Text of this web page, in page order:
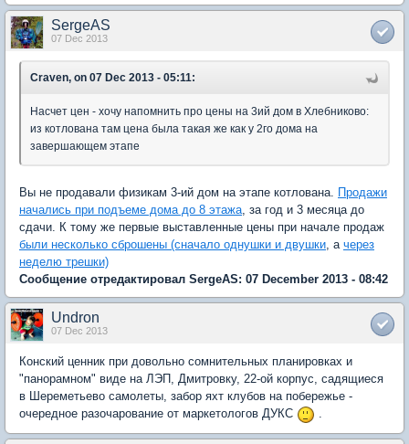
SergeAS
07 Dec 2013
Craven, on 07 Dec 2013 - 05:11:
Насчет цен - хочу напомнить про цены на 3ий дом в Хлебниково:
из котлована там цена была такая же как у 2го дома на
завершающем этапе
Вы не продавали физикам 3-ий дом на этапе котлована. Продажи
начались при подъеме дома до 8 этажа, за год и 3 месяца до
сдачи. К тому же первые выставленные цены при начале продаж
были несколько сброшены (сначало однушки и двушки, а через
неделю трешки)
Сообщение отредактировал SergeAS: 07 December 2013 - 08:42
Undron
07 Dec 2013
Конский ценник при довольно сомнительных планировках и
"панорамном" виде на ЛЭП, Дмитровку, 22-ой корпус, садящиеся
в Шереметьево самолеты, забор яхт клубов на побережье -
очередное разочарование от маркетологов ДУКС
.